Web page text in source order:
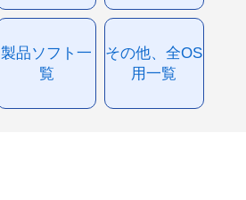
製品ソフト一
覧
その他、全OS
用一覧